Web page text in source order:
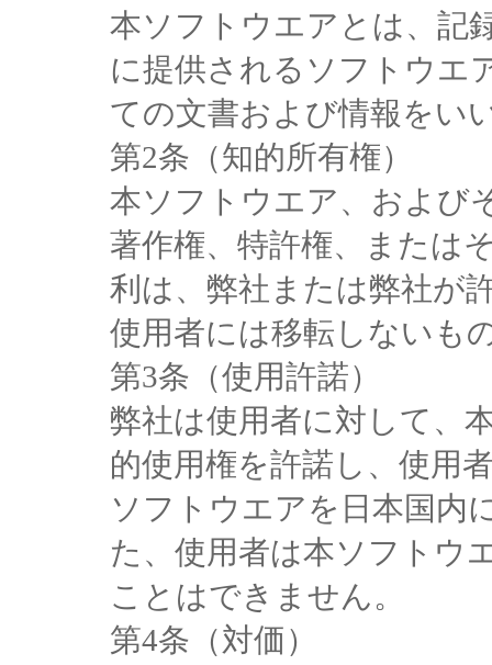
本ソフトウエアとは、記
に提供されるソフトウエ
ての文書および情報をい
第2条（知的所有権）
本ソフトウエア、および
著作権、特許権、または
利は、弊社または弊社が
使用者には移転しないも
第3条（使用許諾）
弊社は使用者に対して、
的使用権を許諾し、使用
ソフトウエアを日本国内
た、使用者は本ソフトウ
ことはできません。
第4条（対価）